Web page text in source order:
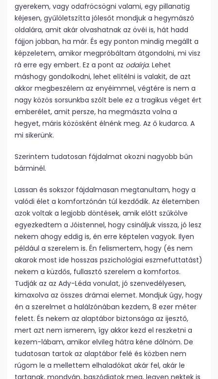
gyerekem, vagy odafröcsögni valami, egy pillanatig
kéjesen, gyűlöletszítta jólesőt mondjuk a hegymászó
oldalára, amit akár olvashatnak az övéi is, hát hadd
fájjon jobban, ha már. És egy ponton mindig megállt a
képzeletem, amikor megpróbáltam átgondolni, mi visz
rá erre egy embert. Ez a pont az odaírja. Lehet
máshogy gondolkodni, lehet elítélni is valakit, de azt
akkor megbeszélem az enyéimmel, végtére is nem a
nagy közös sorsunkba szólt bele ez a tragikus véget ért
emberélet, amit persze, ha megmászta volna a
hegyet, máris közösként élnénk meg. Az ő kudarca. A
mi sikerünk.
Szerintem tudatosan fájdalmat okozni nagyobb bűn
bárminél.
Lassan és sokszor fájdalmasan megtanultam, hogy a
valódi élet a komfortzónán túl kezdődik. Az életemben
azok voltak a legjobb döntések, amik előtt szűkölve
egyezkedtem a Jóistennel, hogy csináljuk vissza, jó lesz
nekem ahogy eddig is, én erre képtelen vagyok. Ilyen
például a szerelem is. Én felismertem, hogy (és nem
akarok most ide hosszas pszichológiai eszmefuttatást)
nekem a küzdős, fullasztó szerelem a komfortos.
Tudják az az Ady-Léda vonulat, jó szenvedélyesen,
kimaxolva az összes drámai elemet. Mondjuk úgy, hogy
én a szerelmet a halálzónában kezdem, 8 ezer méter
felett. És nekem az alaptábor biztonsága az ijesztő,
mert azt nem ismerem, így akkor kezd el reszketni a
kezem-lábam, amikor elvileg hátra kéne dőlnöm. De
tudatosan tartok az alaptábor felé és közben nem
rúgom le a mellettem elhaladókat akár fel, akár le
tartanak, mondván, baszódjatok meg, legyen nektek is